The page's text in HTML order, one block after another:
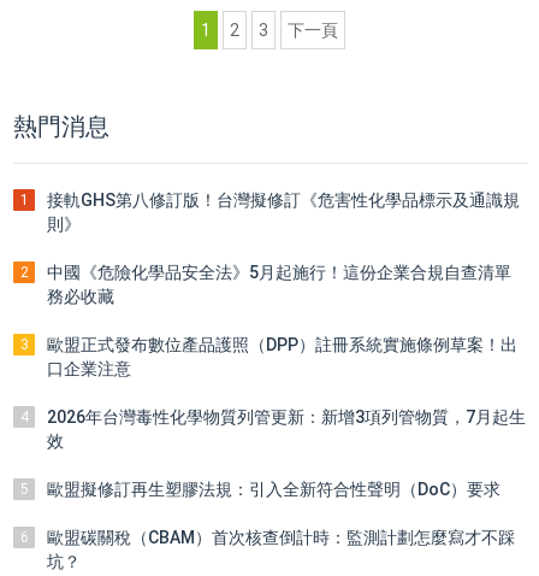
1 2 3 下一頁
熱門消息
1
接軌GHS第八修訂版！台灣擬修訂《危害性化學品標示及通識規
則》
2
中國《危險化學品安全法》5月起施行！這份企業合規自查清單
務必收藏
3
歐盟正式發布數位產品護照（DPP）註冊系統實施條例草案！出
口企業注意
4
2026年台灣毒性化學物質列管更新：新增3項列管物質，7月起生
效
5 歐盟擬修訂再生塑膠法規：引入全新符合性聲明（DoC）要求
6
歐盟碳關稅（CBAM）首次核查倒計時：監測計劃怎麼寫才不踩
坑？